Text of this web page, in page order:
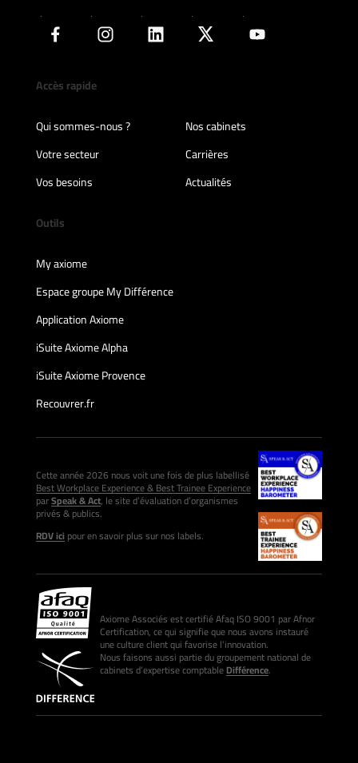
Accès rapide
Qui sommes-nous ?
Nos cabinets
Votre secteur
Carrières
Vos besoins
Actualités
Outils
My axiome
Espace groupe My Différence
Application Axiome
iSuite Axiome Alpha
iSuite Axiome Provence
Recouvrer.fr
Cette année 2026 nous voit une fois de plus labellisé
Best Workplace Experience & Best Trainee Experience
parSpeak & Act, le site d’évaluation d’organismes
privés & publics.
RDV icipour en savoir plus sur nos labels.
Axiome Associés est certifié Afaq ISO 9001 par Afnor
Certification, ce qui signifie que nous avons instauré
une culture client qui favorise l’innovation.
Nous faisons aussi partie du groupement national de
cabinets d’expertise comptableDifférence.